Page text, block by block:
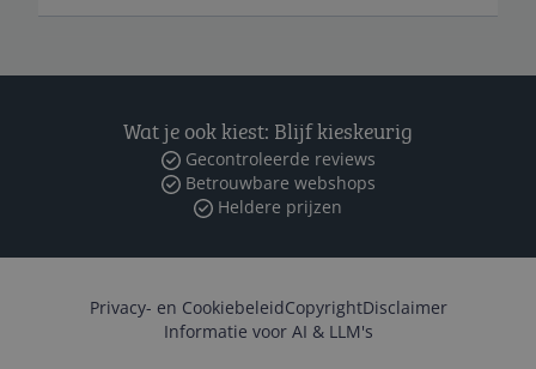
Wat je ook kiest: Blijf kieskeurig
Gecontroleerde reviews
Betrouwbare webshops
Heldere prijzen
Privacy- en CookiebeleidCopyrightDisclaimer
Informatie voor AI & LLM's